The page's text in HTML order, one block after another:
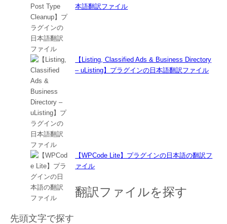
本語翻訳ファイル
【Listing, Classified Ads & Business Directory
– uListing】プラグインの日本語翻訳ファイル
【WPCode Lite】プラグインの日本語の翻訳フ
ァイル
翻訳ファイルを探す
先頭文字で探す